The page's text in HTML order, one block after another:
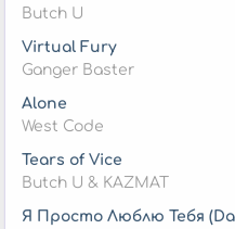
Butch U
Virtual Fury
Ganger Baster
Alone
West Code
Tears of Vice
Butch U & KAZMAT
Я Просто Люблю Тебя